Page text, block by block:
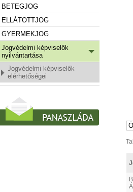
BETEGJOG
ELLÁTOTTJOG
GYERMEKJOG
Jogvédelmi képviselők
nyilvántartása
Jogvédelmi képviselők
elérhetőségei